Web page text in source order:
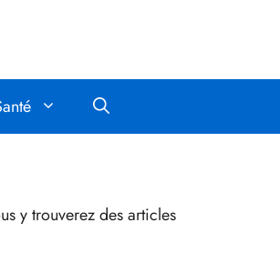
y trouverez des articles